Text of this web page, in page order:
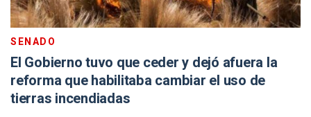
SENADO
El Gobierno tuvo que ceder y dejó afuera la
reforma que habilitaba cambiar el uso de
tierras incendiadas